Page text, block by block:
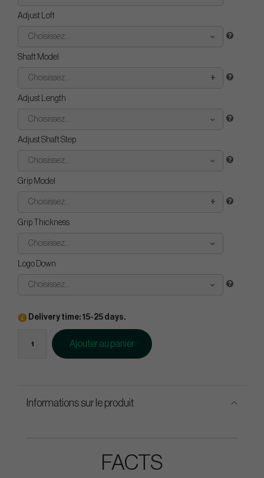
Adjust Loft
Choisissez...
Shaft Model
Choisissez...
Adjust Length
Choisissez...
Adjust Shaft Step
Choisissez...
Grip Model
Choisissez...
Grip Thickness
Choisissez...
Logo Down
Choisissez...
Delivery time: 15-25 days.
Ajouter au panier
Informations sur le produit
FACTS